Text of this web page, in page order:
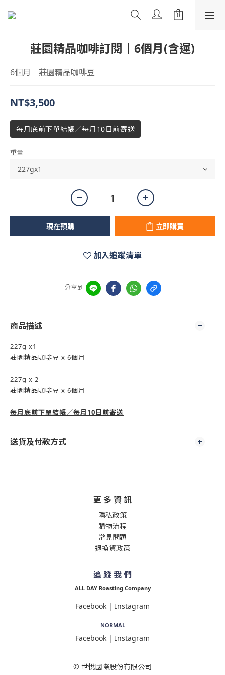
莊園精品咖啡訂閱｜6個月(含運)
6個月｜莊園精品咖啡豆
NT$3,500
每月底前下單結帳／每月10日前寄送
重量
現在預購 立即購買
加入追蹤清單
分享到
商品描述
227g x1
莊園精品咖啡豆 x 6個月
227g x 2
莊園精品咖啡豆 x 6個月
每月底前下單結帳／每月10日前寄送
送貨及付款方式
更 多 資 訊
隱私政策
購物流程
常見問題
退換貨政策
追 蹤 我 們
ALL DAY Roasting Company
Facebook | Instagram
NORMAL
Facebook | Instagram
© 世悅國際股份有限公司